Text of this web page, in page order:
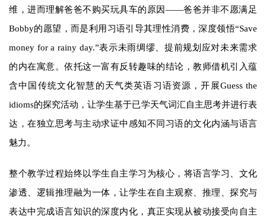
维，进而理解爸爸不购买玩具车的原因——爸爸并非不愿满足
Bobby的愿望，而是利用习语引导其理性消费，深度领悟“Save
money for a rainy day.”表示未雨绸缪、提前规划应对未来需求
的内在寓意。依托这一富有反转趣味的结论，教师借机引入蕴
含中国传统文化智慧的天气类英语习语资源，开展Guess the
idioms的探究活动，让学生基于已学天气词汇自主思考并进行表
达，在独立思考与主动求证中感知不同习语的文化内涵与语言
魅力。
整个教学过程始终以学生自主学习为核心，将语言学习、文化
渗透、逻辑推理融为一体，让学生在自主观察、推理、探究与
表达中完成语言知识的深度内化，真正实现从被动接受向自主